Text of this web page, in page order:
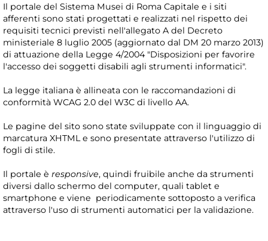
Il portale del Sistema Musei di Roma Capitale e i siti
afferenti sono stati progettati e realizzati nel rispetto dei
requisiti tecnici previsti nell'allegato A del Decreto
ministeriale 8 luglio 2005 (aggiornato dal DM 20 marzo 2013)
di attuazione della Legge 4/2004 "Disposizioni per favorire
l'accesso dei soggetti disabili agli strumenti informatici".
La legge italiana è allineata con le raccomandazioni di
conformità WCAG 2.0 del W3C di livello AA.
Le pagine del sito sono state sviluppate con il linguaggio di
marcatura XHTML e sono presentate attraverso l'utilizzo di
fogli di stile.
Il portale è responsive, quindi fruibile anche da strumenti
diversi dallo schermo del computer, quali tablet e
smartphone e viene periodicamente sottoposto a verifica
attraverso l'uso di strumenti automatici per la validazione.